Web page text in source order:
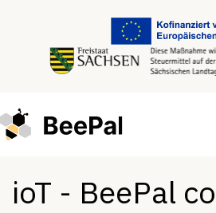
ioT - BeePal